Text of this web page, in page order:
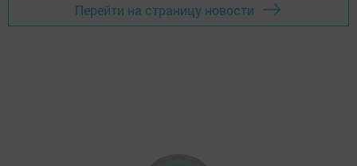
Перейти на страницу новости